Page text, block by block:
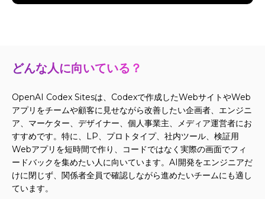
どんな人に向いている？
OpenAI Codex Sitesは、Codexで作成したWebサイトやWeb
アプリをチームや顧客に見せながら改善したい企画者、エンジニ
ア、マーケター、デザイナー、個人事業主、メディア運営者にお
すすめです。特に、LP、プロトタイプ、社内ツール、検証用
Webアプリを短時間で作り、コードではなく実際の画面でフィ
ードバックを集めたい人に向いています。AI開発をエンジニアだ
けに閉じず、関係者全員で確認しながら進めたいチームにも適し
ています。